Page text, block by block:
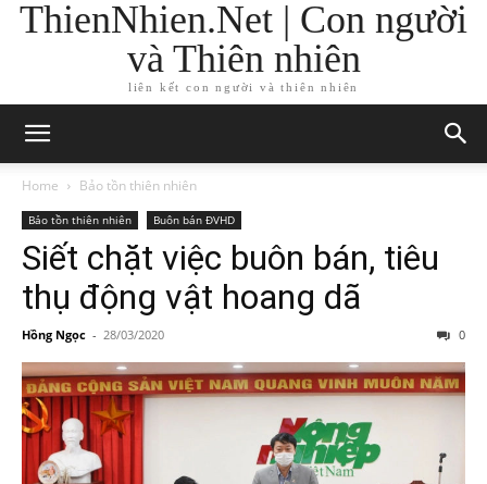
ThienNhien.Net | Con người
và Thiên nhiên
liên kết con người và thiên nhiên
Home Bảo tồn thiên nhiên
Bảo tồn thiên nhiên Buôn bán ĐVHD
Siết chặt việc buôn bán, tiêu
thụ động vật hoang dã
Hồng Ngọc - 28/03/2020 0